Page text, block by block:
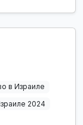
в Израиле
2024